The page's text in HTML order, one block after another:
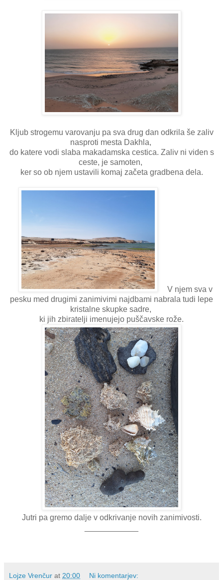
Kljub strogemu varovanju pa sva drug dan odkrila še zaliv
nasproti mesta Dakhla,
do katere vodi slaba makadamska cestica. Zaliv ni viden s
ceste, je samoten,
ker so ob njem ustavili komaj začeta gradbena dela.
V njem sva v
pesku med drugimi zanimivimi najdbami nabrala tudi lepe
kristalne skupke sadre,
ki jih zbiratelji imenujejo puščavske rože.
Jutri pa gremo dalje v odkrivanje novih zanimivosti.
Lojze Vrenčur at 20:00 Ni komentarjev: